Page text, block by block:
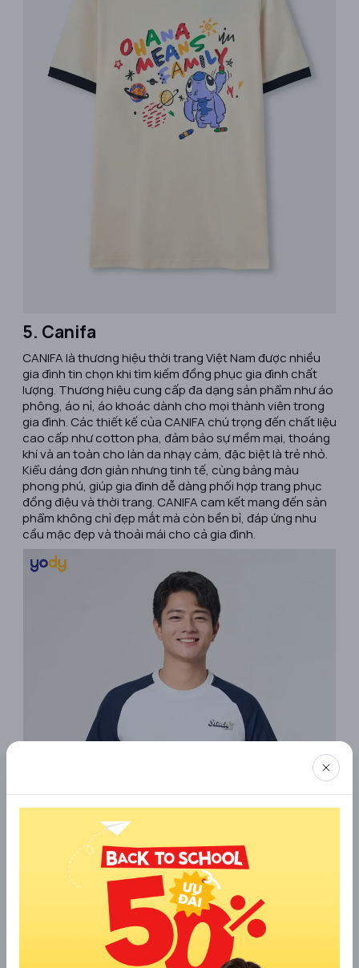
5. Canifa
​CANIFA là thương hiệu thời trang Việt Nam được nhiều
gia đình tin chọn khi tìm kiếm đồng phục gia đình chất
lượng. Thương hiệu cung cấp đa dạng sản phẩm như áo
phông, áo nỉ, áo khoác dành cho mọi thành viên trong
gia đình. Các thiết kế của CANIFA chú trọng đến chất liệu
cao cấp như cotton pha, đảm bảo sự mềm mại, thoáng
khí và an toàn cho làn da nhạy cảm, đặc biệt là trẻ nhỏ.
Kiểu dáng đơn giản nhưng tinh tế, cùng bảng màu
phong phú, giúp gia đình dễ dàng phối hợp trang phục
đồng điệu và thời trang. CANIFA cam kết mang đến sản
phẩm không chỉ đẹp mắt mà còn bền bỉ, đáp ứng nhu
cầu mặc đẹp và thoải mái cho cả gia đình.